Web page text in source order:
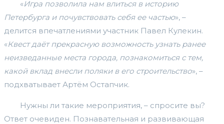
«Игра позволила нам влиться в историю
Петербурга и почувствовать себя ее частью», –
делится впечатлениями участник Павел Кулекин.
«Квест даёт прекрасную возможность узнать ранее
неизведанные места города, познакомиться с тем,
какой вклад внесли поляки в его строительство», –
подхватывает Артём Остапчик.
Нужны ли такие мероприятия, – спросите вы?
Ответ очевиден. Познавательная и развивающая